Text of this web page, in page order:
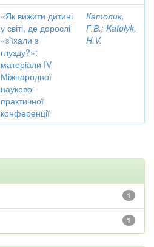
«Як вижити дитині
у світі, де дорослі
«з’їхали з
глузду?»:
матеріали IV
Міжнародної
науково-
практичної
конференції
Католик,
Г.В.; Katolyk,
H.V.
1
1